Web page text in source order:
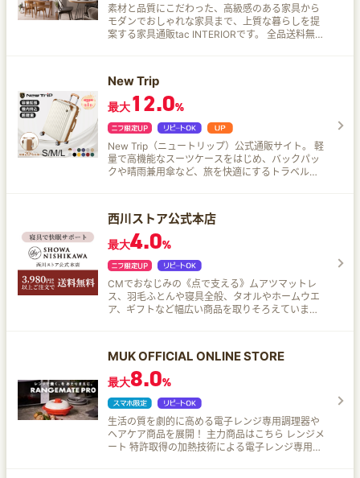
素材と品質にこだわった、高級感のある家具から
モダンでおしゃれな家具まで、上質な暮らしを提
案する家具通販tac INTERIORです。 全品送料無料
った上質な家具を幅広く取り揃えています。
New Trip
最大12.0%
New Trip（ニュートリップ）公式通販サイト。 軽
量で高機能なスーツケースをはじめ、バックパッ
クや晴雨兼用傘など、旅を快適にするトラベルグ
ビスで、あなたの自由な旅をサポートします。 超
軽量設計・USB充電機能・フロントオープン式・
静音キャスター・TSAロックなど、多機能なアイ
テムが多数！ 公式サイト限定のタイムセール・2
年間保証・キャスターカバープレゼントなど、お
得な特典が充実しています。
西川ストア公式本店
最大4.0%
CMでおなじみの《点で支える》ムアツマットレ
ス、羽毛ふとんや寝具全般、タオルやホームウエ
ア、ギフトなど幅広い商品を取りそろえていま
MUK OFFICIAL ONLINE STORE
最大8.0%
生活の質を劇的に高める電子レンジ専用調理器や
ヘアケア商品を展開！ 主力商品はこちら レンジメ
ート 特許取得の加熱技術による電子レンジ専用調